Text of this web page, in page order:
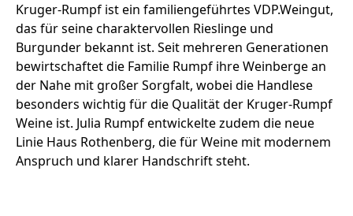
Kruger-Rumpf ist ein familiengeführtes VDP.Weingut,
das für seine charaktervollen Rieslinge und
Burgunder bekannt ist. Seit mehreren Generationen
bewirtschaftet die Familie Rumpf ihre Weinberge an
der Nahe mit großer Sorgfalt, wobei die Handlese
besonders wichtig für die Qualität der Kruger-Rumpf
Weine ist. Julia Rumpf entwickelte zudem die neue
Linie Haus Rothenberg, die für Weine mit modernem
Anspruch und klarer Handschrift steht.